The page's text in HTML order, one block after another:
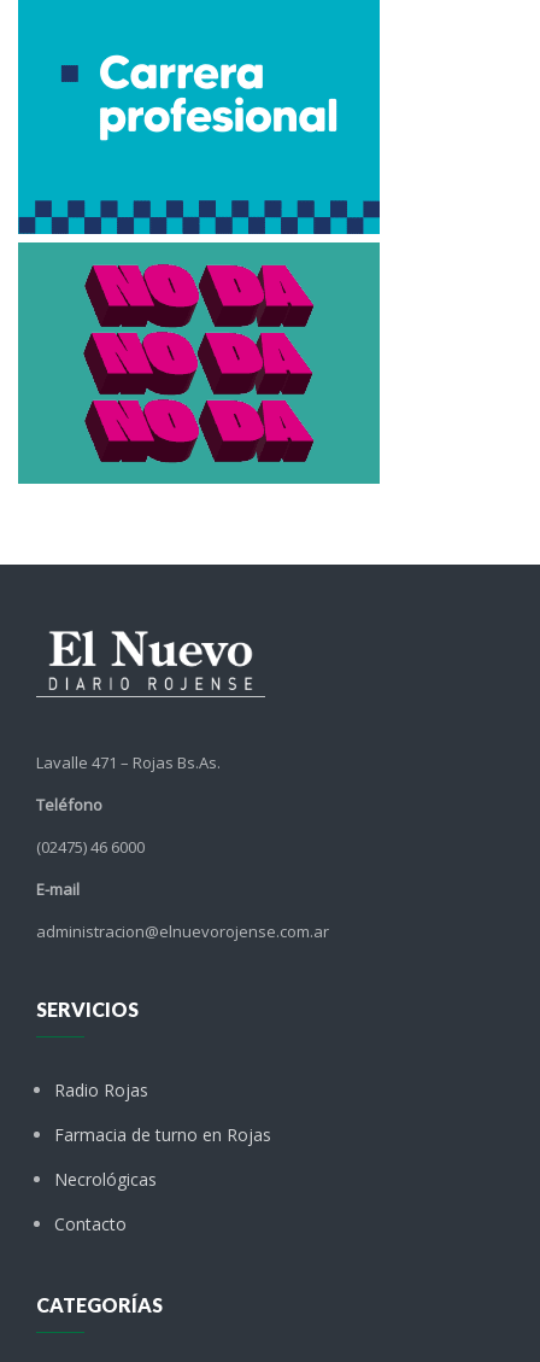
Lavalle 471 – Rojas Bs.As.
Teléfono
(02475) 46 6000
E-mail
administracion@elnuevorojense.com.ar
SERVICIOS
Radio Rojas
Farmacia de turno en Rojas
Necrológicas
Contacto
CATEGORÍAS